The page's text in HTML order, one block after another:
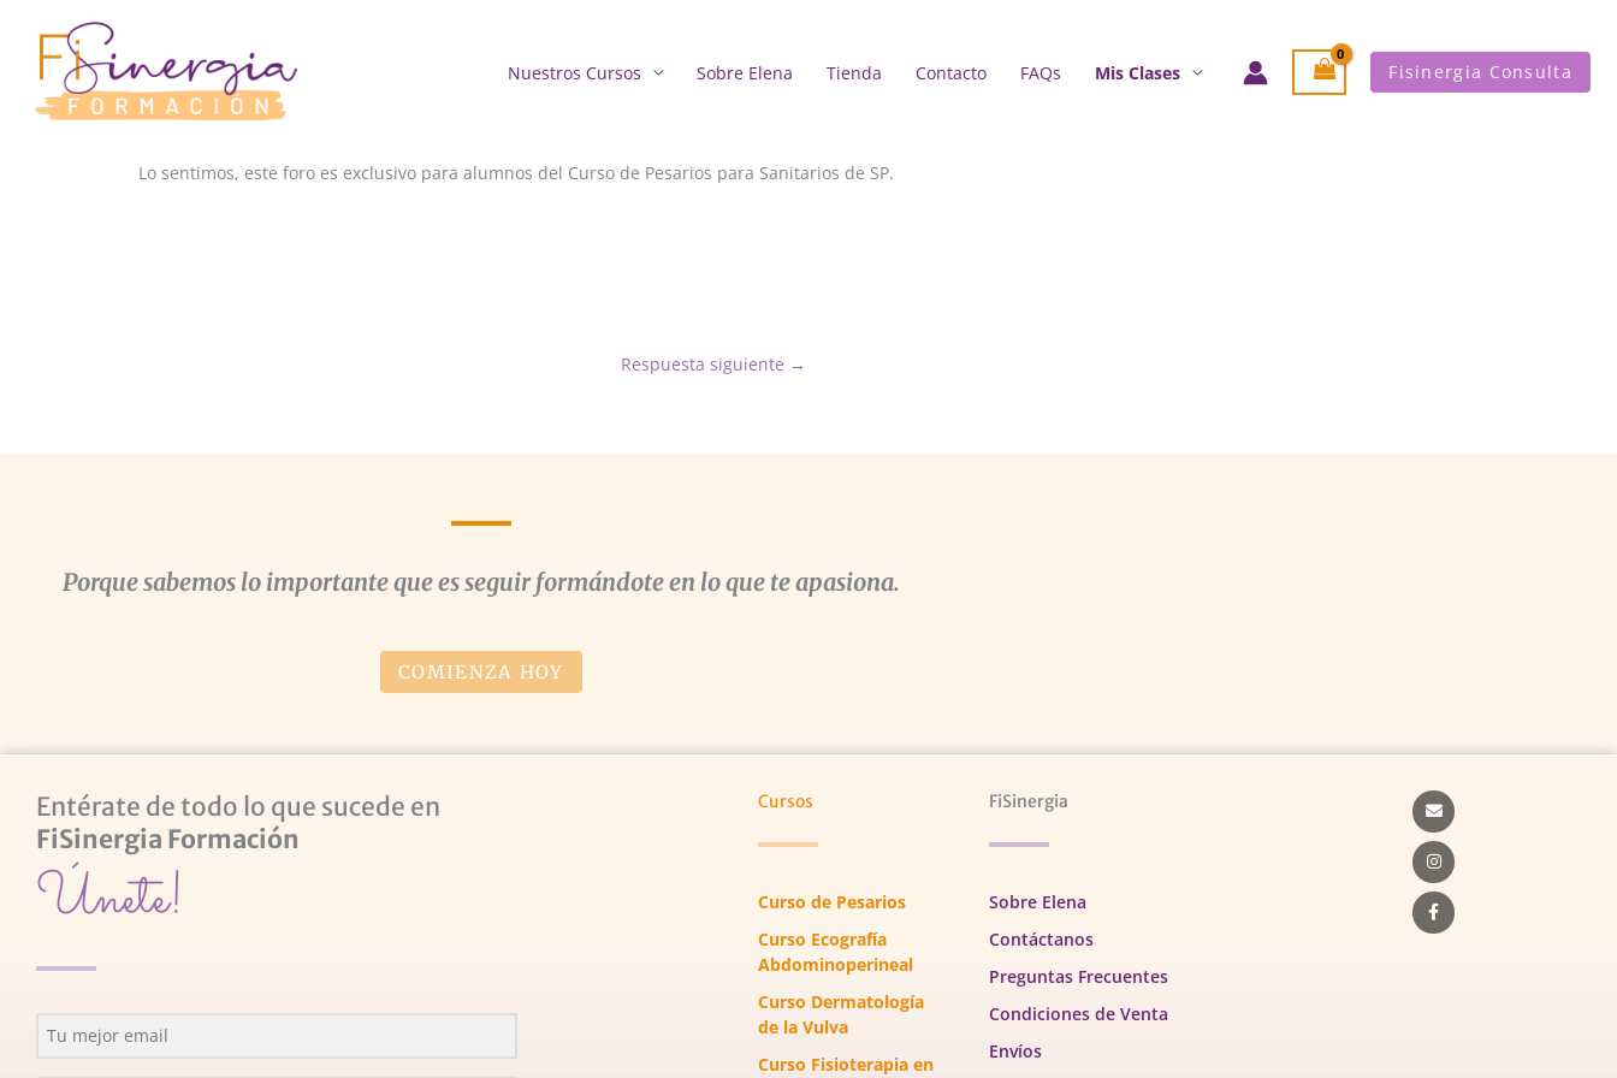
contenido
Nuestros Cursos Sobre Elena Tienda Contacto FAQs Mis Clases Fisinergia Consulta
Lo sentimos, este foro es exclusivo para alumnos del Curso de Pesarios para Sanitarios de SP.
Respuesta siguiente →
Porque sabemos lo importante que es seguir formándote en lo que te apasiona.
COMIENZA HOY
Entérate de todo lo que sucede en
FiSinergia Formación
Únete!
Cursos
Curso de Pesarios
Curso Ecografía
Abdominoperineal
Curso Dermatología
de la Vulva
Curso Fisioterapia en
FiSinergia
Sobre Elena
Contáctanos
Preguntas Frecuentes
Condiciones de Venta
Envíos
Envelope
Instagram
Facebook-
f